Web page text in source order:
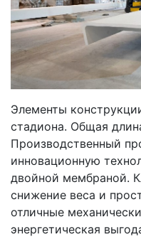
Элементы
стадиона. Общая
Производственный
инновационную
двойной мембраной.
снижение веса и
отличные
энергетическая